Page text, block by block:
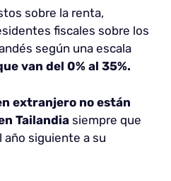
sobre la renta,
fiscales sobre los
según una escala
van del 0% al 35%.
extranjero no están
Tailandia siempre que
año siguiente a su